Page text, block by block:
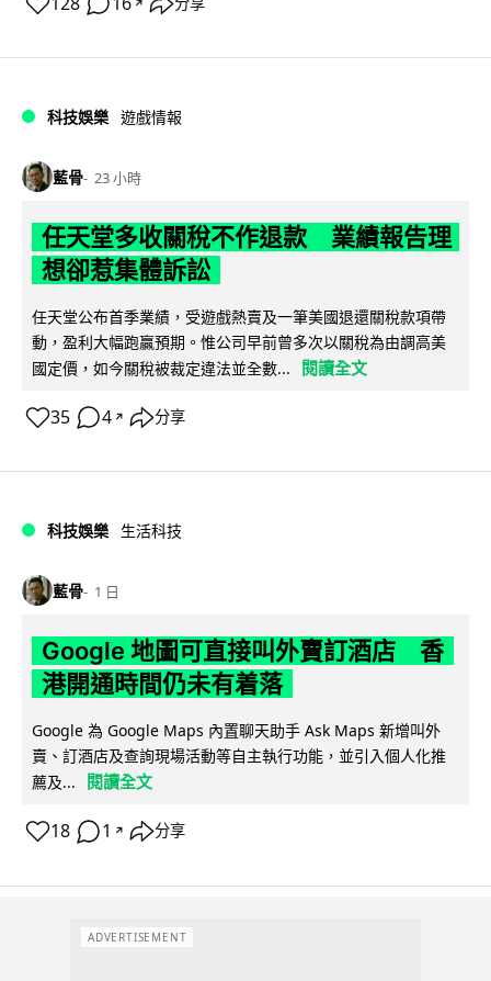
科技娛樂 遊戲情報
藍骨 23 小時
任天堂多收關稅不作退款 業績報告理
想卻惹集體訴訟
任天堂公布首季業績，受遊戲熱賣及一筆美國退還關稅款項帶
動，盈利大幅跑贏預期。惟公司早前曾多次以關稅為由調高美
國定價，如今關稅被裁定違法並全數...
閱讀全文
35 4 ↗ 分享
科技娛樂 生活科技
藍骨 1 日
Google 地圖可直接叫外賣訂酒店 香
港開通時間仍未有着落
Google 為 Google Maps 內置聊天助手 Ask Maps 新增叫外
賣、訂酒店及查詢現場活動等自主執行功能，並引入個人化推
薦及...
閱讀全文
18 1 ↗ 分享
ADVERTISEMENT